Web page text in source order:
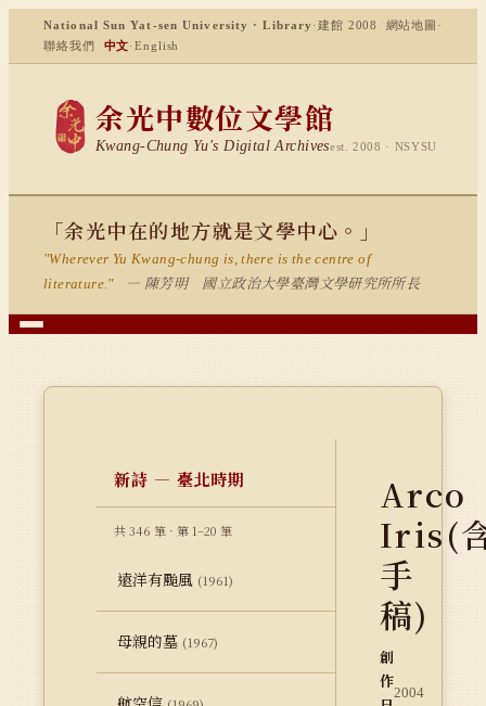
National Sun Yat-sen University · Library ·建館 2008 網站地圖 ·
聯絡我們
中文·English
余光中數位文學館
Kwang-Chung Yu's Digital Archivesest. 2008 · NSYSU
「余光中在的地方就是文學中心。」
"Wherever Yu Kwang-chung is, there is the centre of
literature."
— 陳芳明 國立政治大學臺灣文學研究所所長
新詩 — 臺北時期
共 346 筆 · 第 1–20 筆
遠洋有颱風 (1961)
母親的墓 (1967)
Arco
Iris(
手
稿)
創
作
2004